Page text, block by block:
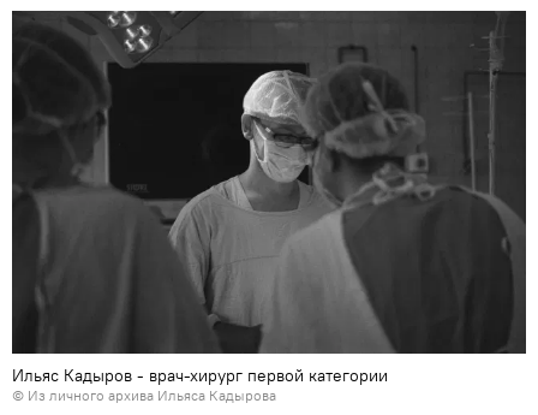
Ильяс Кадыров - врач-хирург первой категории
© Из личного архива Ильяса Кадырова